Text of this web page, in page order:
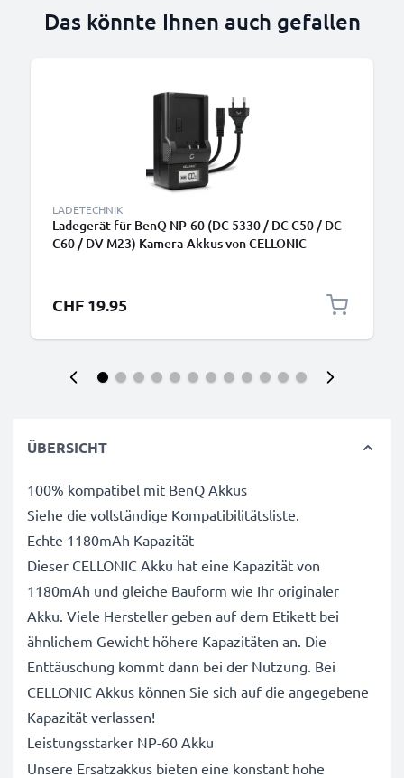
Das könnte Ihnen auch gefallen
LADETECHNIK
Ladegerät für BenQ NP-60 (DC 5330 / DC C50 / DC
C60 / DV M23) Kamera-Akkus von CELLONIC
CHF 19.95
ÜBERSICHT
100% kompatibel mit BenQ Akkus
Siehe die vollständige Kompatibilitätsliste.
Echte 1180mAh Kapazität
Dieser CELLONIC Akku hat eine Kapazität von
1180mAh und gleiche Bauform wie Ihr originaler
Akku. Viele Hersteller geben auf dem Etikett bei
ähnlichem Gewicht höhere Kapazitäten an. Die
Enttäuschung kommt dann bei der Nutzung. Bei
CELLONIC Akkus können Sie sich auf die angegebene
Kapazität verlassen!
Leistungsstarker NP-60 Akku
Unsere Ersatzakkus bieten eine konstant hohe